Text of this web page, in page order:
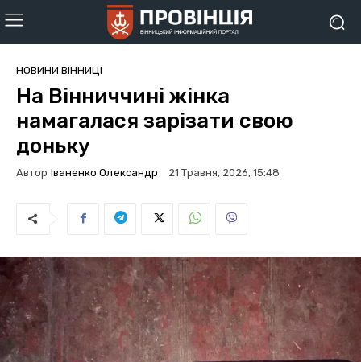
НОВИНИ ВІННИЦІ
На Вінниччині жінка
намагалася зарізати свою
доньку
Автор Іваненко Олександр 21 Травня, 2026, 15:48